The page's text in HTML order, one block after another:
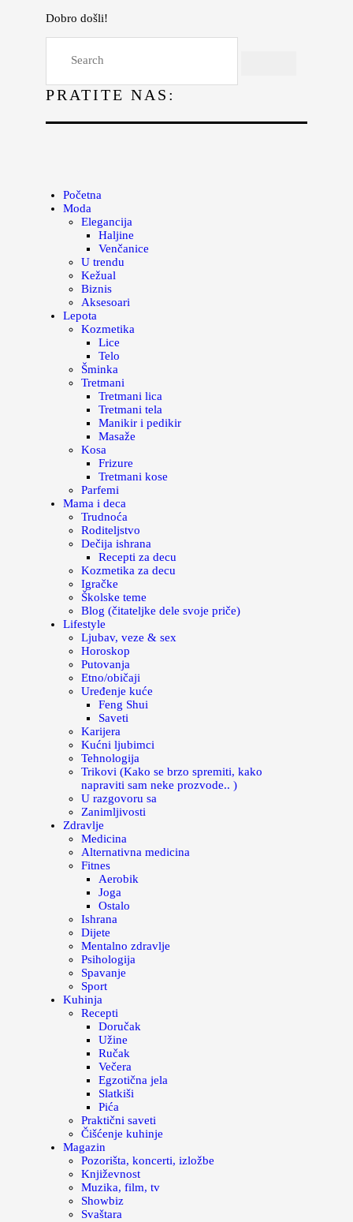
Dobro došli!
PRATITE NAS:
Početna
Moda
Elegancija
Haljine
Venčanice
U trendu
Kežual
Biznis
Aksesoari
Lepota
Kozmetika
Lice
Telo
Šminka
Tretmani
Tretmani lica
Tretmani tela
Manikir i pedikir
Masaže
Kosa
Frizure
Tretmani kose
Parfemi
Mama i deca
Trudnoća
Roditeljstvo
Dečija ishrana
Recepti za decu
Kozmetika za decu
Igračke
Školske teme
Blog (čitateljke dele svoje priče)
Lifestyle
Ljubav, veze & sex
Horoskop
Putovanja
Etno/običaji
Uređenje kuće
Feng Shui
Saveti
Karijera
Kućni ljubimci
Tehnologija
Trikovi (Kako se brzo spremiti, kako
napraviti sam neke prozvode.. )
U razgovoru sa
Zanimljivosti
Zdravlje
Medicina
Alternativna medicina
Fitnes
Aerobik
Joga
Ostalo
Ishrana
Dijete
Mentalno zdravlje
Psihologija
Spavanje
Sport
Kuhinja
Recepti
Doručak
Užine
Ručak
Večera
Egzotična jela
Slatkiši
Pića
Praktični saveti
Čišćenje kuhinje
Magazin
Pozorišta, koncerti, izložbe
Književnost
Muzika, film, tv
Showbiz
Svaštara
Lepota
Kuhinja
Magazin